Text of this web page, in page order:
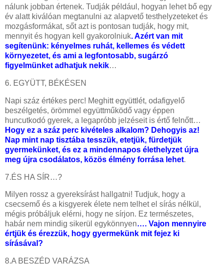
nálunk jobban értenek. Tudják például, hogyan lehet bő egy
év alatt kiválóan megtanulni az alapvető testhelyzeteket és
mozgásformákat, sőt azt is pontosan tudják, hogy mit,
mennyit és hogyan kell gyakorolniuk. Azért van mit
segítenünk: kényelmes ruhát, kellemes és védett
környezetet, és ami a legfontosabb, sugárzó
figyelmünket adhatjuk nekik…
6. EGYÜTT, BÉKÉSEN
Napi száz értékes perc! Meghitt együttlét, odafigyelő
beszélgetés, örömmel együttműködő vagy éppen
huncutkodó gyerek, a legapróbb jelzéseit is értő felnőtt…
Hogy ez a száz perc kivételes alkalom? Dehogyis az!
Nap mint nap tisztába tesszük, etetjük, fürdetjük
gyermekünket, és ez a mindennapos élethelyzet újra
meg újra csodálatos, közös élmény forrása lehet.
7.ÉS HA SÍR…?
Milyen rossz a gyereksírást hallgatni! Tudjuk, hogy a
csecsemő és a kisgyerek élete nem telhet el sírás nélkül,
mégis próbáljuk elérni, hogy ne sírjon. Ez természetes,
habár nem mindig sikerül egykönnyen…. Vajon mennyire
értjük és érezzük, hogy gyermekünk mit fejez ki
sírásával?
8.A BESZÉD VARÁZSA